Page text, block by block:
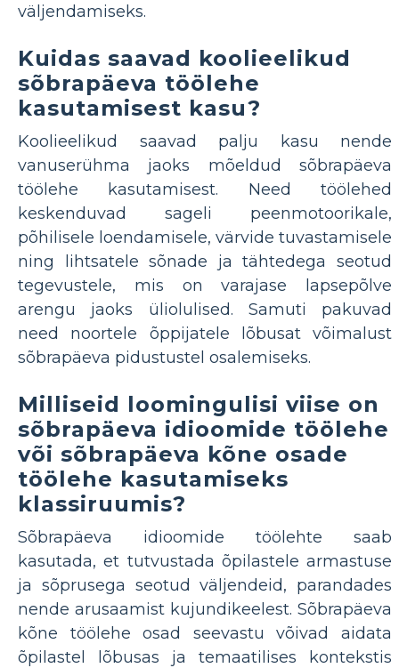
väljendamiseks.
Kuidas saavad koolieelikud
sõbrapäeva töölehe
kasutamisest kasu?
Koolieelikud saavad palju kasu nende
vanuserühma jaoks mõeldud sõbrapäeva
töölehe kasutamisest. Need töölehed
keskenduvad sageli peenmotoorikale,
põhilisele loendamisele, värvide tuvastamisele
ning lihtsatele sõnade ja tähtedega seotud
tegevustele, mis on varajase lapsepõlve
arengu jaoks üliolulised. Samuti pakuvad
need noortele õppijatele lõbusat võimalust
sõbrapäeva pidustustel osalemiseks.
Milliseid loomingulisi viise on
sõbrapäeva idioomide töölehe
või sõbrapäeva kõne osade
töölehe kasutamiseks
klassiruumis?
Sõbrapäeva idioomide töölehte saab
kasutada, et tutvustada õpilastele armastuse
ja sõprusega seotud väljendeid, parandades
nende arusaamist kujundikeelest. Sõbrapäeva
kõne töölehe osad seevastu võivad aidata
õpilastel lõbusas ja temaatilises kontekstis